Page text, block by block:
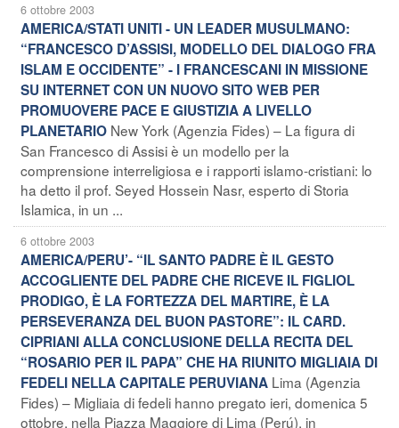
6 ottobre 2003
AMERICA/STATI UNITI - UN LEADER MUSULMANO:
“FRANCESCO D’ASSISI, MODELLO DEL DIALOGO FRA
ISLAM E OCCIDENTE” - I FRANCESCANI IN MISSIONE
SU INTERNET CON UN NUOVO SITO WEB PER
PROMUOVERE PACE E GIUSTIZIA A LIVELLO
PLANETARIO New York (Agenzia Fides) – La figura di
San Francesco di Assisi è un modello per la
comprensione interreligiosa e i rapporti islamo-cristiani: lo
ha detto il prof. Seyed Hossein Nasr, esperto di Storia
Islamica, in un ...
6 ottobre 2003
AMERICA/PERU’- “IL SANTO PADRE È IL GESTO
ACCOGLIENTE DEL PADRE CHE RICEVE IL FIGLIOL
PRODIGO, È LA FORTEZZA DEL MARTIRE, È LA
PERSEVERANZA DEL BUON PASTORE”: IL CARD.
CIPRIANI ALLA CONCLUSIONE DELLA RECITA DEL
“ROSARIO PER IL PAPA” CHE HA RIUNITO MIGLIAIA DI
FEDELI NELLA CAPITALE PERUVIANA Lima (Agenzia
Fides) – Migliaia di fedeli hanno pregato ieri, domenica 5
ottobre, nella Piazza Maggiore di Lima (Perú), in